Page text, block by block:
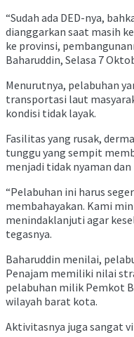
“Sudah ada DED-nya,
dianggarkan saat masih
ke provinsi,
Baharuddin, Selasa 7
Menurutnya, pelabuhan
transportasi laut
kondisi tidak layak.
Fasilitas yang rusak,
tunggu yang sempit
menjadi tidak nyaman dan
“Pelabuhan ini harus
membahayakan. Kami
menindaklanjuti agar
tegasnya.
Baharuddin menilai,
Penajam memiliki nilai
pelabuhan milik Pemkot
wilayah barat kota.
Aktivitasnya juga sangat